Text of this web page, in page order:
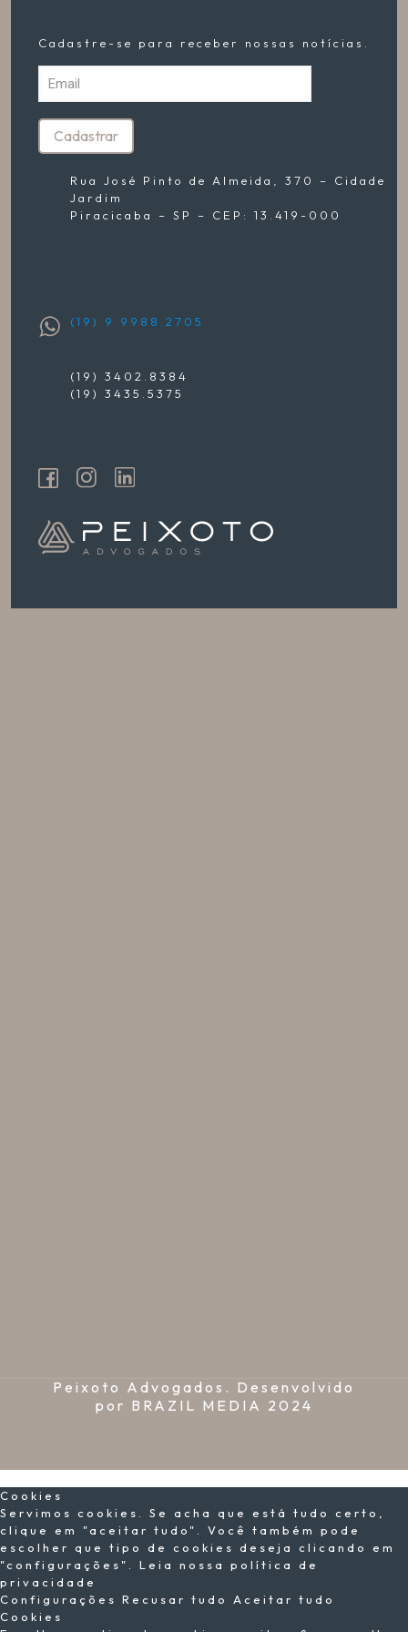
Cadastre-se para receber nossas notícias.
Rua José Pinto de Almeida, 370 – Cidade
Jardim
Piracicaba – SP – CEP: 13.419-000
(19) 9 9988.2705
(19) 3402.8384
(19) 3435.5375
Peixoto Advogados. Desenvolvido
por BRAZIL MEDIA 2024
Cookies
Servimos cookies. Se acha que está tudo certo,
clique em "aceitar tudo". Você também pode
escolher que tipo de cookies deseja clicando em
"configurações". Leia nossa política de
privacidade
Configurações Recusar tudo Aceitar tudo
Cookies